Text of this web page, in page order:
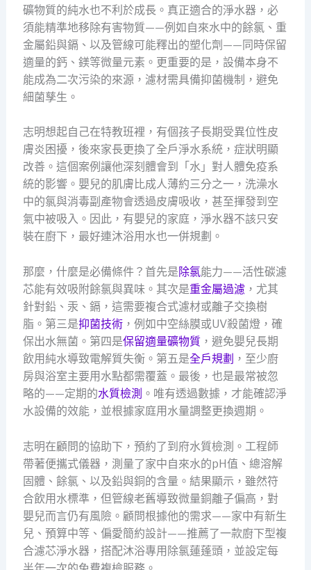
礦物質的純水也不利於成長。真正適合的淨水器，必
須能精準地移除有害物質——例如自來水中的餘氯、重
金屬鉛與鎘、以及管線可能釋出的塑化劑——同時保留
適量的鈣、鎂等微量元素。更重要的是，設備本身不
能成為二次污染的來源，濾材需具備抑菌機制，避免
細菌孳生。
志明想起自己在特教班裡，有個孩子長期受異位性皮
膚炎困擾，後來家長更換了全戶淨水系統，症狀明顯
改善。這個案例讓他深刻體會到「水」對人體免疫系
統的影響。嬰兒的肌膚比成人薄約三分之一，洗澡水
中的氯與消毒副產物會透過皮膚吸收，甚至揮發到空
氣中被吸入。因此，有嬰兒的家庭，淨水器不該只安
裝在廚下，最好連沐浴用水也一併規劃。
那麼，什麼是必備條件？首先是除氯能力——活性碳濾
芯能有效吸附餘氯與異味。其次是重金屬過濾，尤其
針對鉛、汞、鎘，這需要複合式濾材或離子交換樹
脂。第三是抑菌技術，例如中空絲膜或UV殺菌燈，確
保出水無菌。第四是保留適量礦物質，避免嬰兒長期
飲用純水導致電解質失衡。第五是全戶規劃 ，至少廚
房與浴室主要用水點都需覆蓋。最後，也是最常被忽
略的——定期的水質檢測 。唯有透過數據，才能確認淨
水設備的效能，並根據家庭用水量調整更換週期。
志明在顧問的協助下，預約了到府水質檢測。工程師
帶著便攜式儀器，測量了家中自來水的pH值、總溶解
固體、餘氯、以及鉛與銅的含量。結果顯示，雖然符
合飲用水標準，但管線老舊導致微量銅離子偏高，對
嬰兒而言仍有風險。顧問根據他的需求——家中有新生
兒、預算中等、偏愛簡約設計——推薦了一款廚下型複
合濾芯淨水器，搭配沐浴專用除氯蓮蓬頭，並設定每